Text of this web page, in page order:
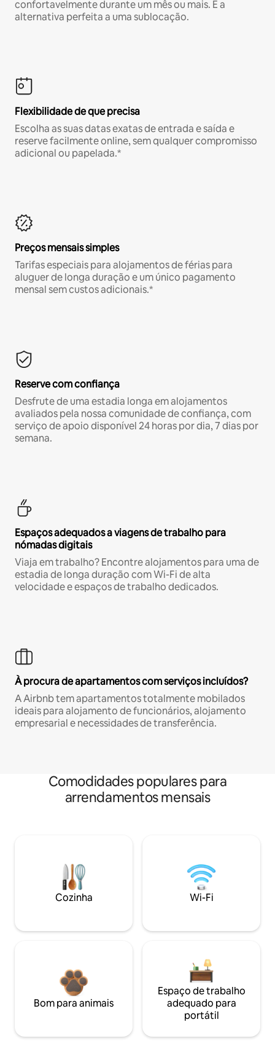
confortavelmente durante um mês ou mais. É a
alternativa perfeita a uma sublocação.
Flexibilidade de que precisa
Escolha as suas datas exatas de entrada e saída e
reserve facilmente online, sem qualquer compromisso
adicional ou papelada.*
Preços mensais simples
Tarifas especiais para alojamentos de férias para
aluguer de longa duração e um único pagamento
mensal sem custos adicionais.*
Reserve com confiança
Desfrute de uma estadia longa em alojamentos
avaliados pela nossa comunidade de confiança, com
serviço de apoio disponível 24 horas por dia, 7 dias por
semana.
Espaços adequados a viagens de trabalho para
nómadas digitais
Viaja em trabalho? Encontre alojamentos para uma de
estadia de longa duração com Wi-Fi de alta
velocidade e espaços de trabalho dedicados.
À procura de apartamentos com serviços incluídos?
A Airbnb tem apartamentos totalmente mobilados
ideais para alojamento de funcionários, alojamento
empresarial e necessidades de transferência.
Comodidades populares para
arrendamentos mensais
Cozinha Wi-Fi
Bom para animais
Espaço de trabalho
adequado para
portátil